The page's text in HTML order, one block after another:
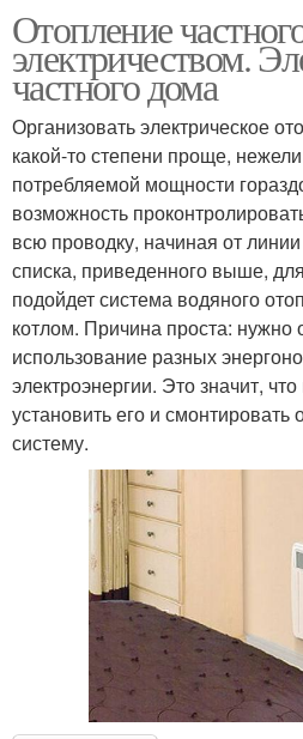
Отопление
электричеством.
частного дома
Организовать электрическое
какой-то степени проще,
потребляемой мощности
возможность
всю проводку, начиная от
списка, приведенного выше,
подойдет система водяного
котлом. Причина проста: нужно
использование разных
электроэнергии. Это значит,
установить его и
систему.